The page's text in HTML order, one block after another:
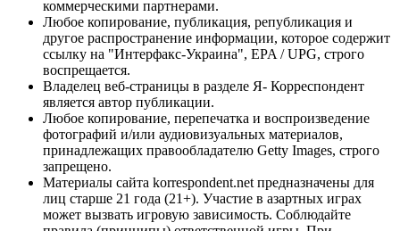
коммерческими партнерами.
Любое копирование, публикация, републикация и
другое распространение информации, которое содержит
ссылку на "Интерфакс-Украина", EPA / UPG, строго
воспрещается.
Владелец веб-страницы в разделе Я- Корреспондент
является автор публикации.
Любое копирование, перепечатка и воспроизведение
фотографий и/или аудиовизуальных материалов,
принадлежащих правообладателю Getty Images, строго
запрещено.
Материалы сайта korrespondent.net предназначены для
лиц старше 21 года (21+). Участие в азартных играх
может вызвать игровую зависимость. Соблюдайте